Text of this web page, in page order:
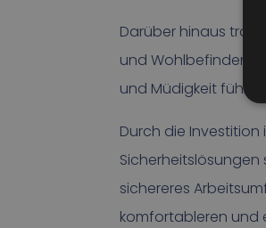
Darüber hinaus
und Wohlbefinden
und Müdigkeit führt.
Durch die
sichereres
komfortableren und